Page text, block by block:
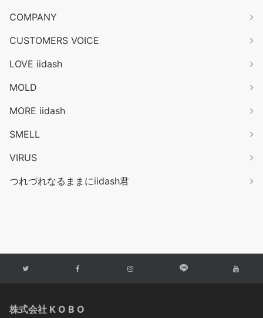
COMPANY
CUSTOMERS VOICE
LOVE iidash
MOLD
MORE iidash
SMELL
VIRUS
つれづれなるままにiidash君
株式会社 K O B O